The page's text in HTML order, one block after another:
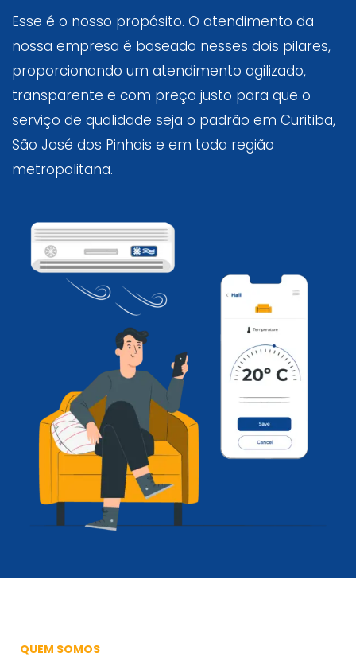
Esse é o nosso propósito. O atendimento da
nossa empresa é baseado nesses dois pilares,
proporcionando um atendimento agilizado,
transparente e com preço justo para que o
serviço de qualidade seja o padrão em Curitiba,
São José dos Pinhais e em toda região
metropolitana.
QUEM SOMOS